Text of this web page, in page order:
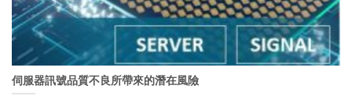
伺服器訊號品質不良所帶來的潛在風險